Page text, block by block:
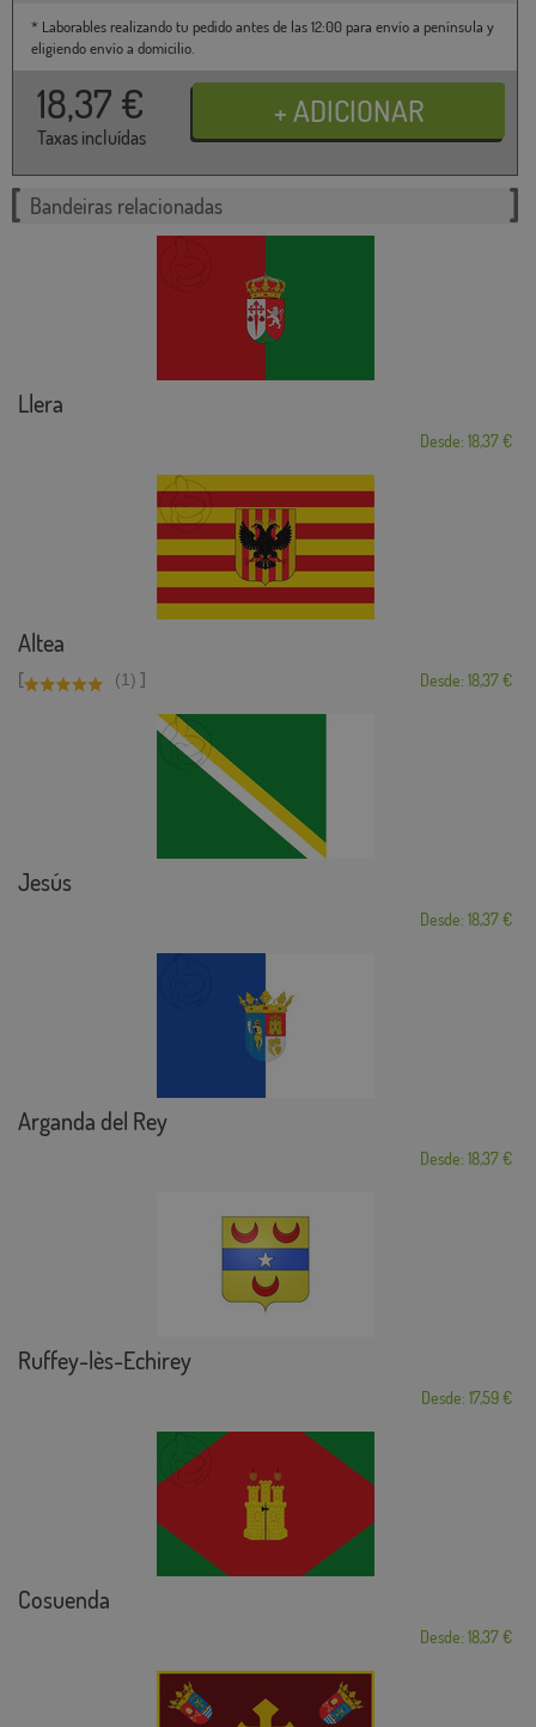
* Laborables realizando tu pedido antes de las 12:00 para envío a península y
eligiendo envío a domicilio.
18,37 €
Taxas incluídas
Bandeiras relacionadas
Llera
Desde: 18,37 €
Altea
[ (1) ] Desde: 18,37 €
Jesús
Desde: 18,37 €
Arganda del Rey
Desde: 18,37 €
Ruffey-lès-Echirey
Desde: 17,59 €
Cosuenda
Desde: 18,37 €